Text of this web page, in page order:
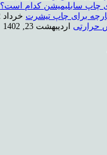
چاپ سابلیمیشن کدام است؟
برای چاپ تیشرت خرداد 2, 1402
حرارتی اردیبهشت 23, 1402